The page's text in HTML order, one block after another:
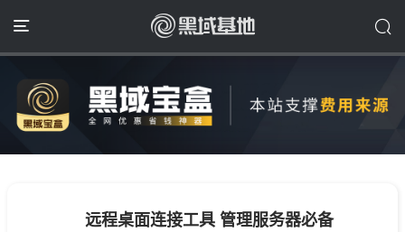
远程桌面连接工具 管理服务器必备